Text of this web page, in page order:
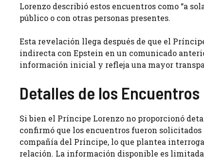
Lorenzo describió estos encuentros como “a
público o con otras personas presentes.
Esta revelación llega después de que el
indirecta con Epstein en un comunicado
información inicial y refleja una mayor
Detalles de los Encuentros
Si bien el Príncipe Lorenzo no proporcionó
confirmó que los encuentros fueron
compañía del Príncipe, lo que plantea
relación. La información disponible es